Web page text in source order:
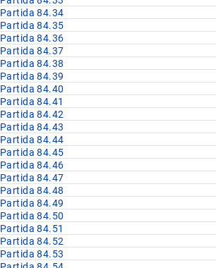
Partida 84.34
Partida 84.35
Partida 84.36
Partida 84.37
Partida 84.38
Partida 84.39
Partida 84.40
Partida 84.41
Partida 84.42
Partida 84.43
Partida 84.44
Partida 84.45
Partida 84.46
Partida 84.47
Partida 84.48
Partida 84.49
Partida 84.50
Partida 84.51
Partida 84.52
Partida 84.53